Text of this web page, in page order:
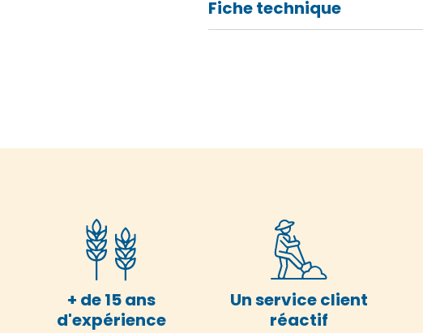
Fiche technique
+ de 15 ans
d'expérience
Un service client
réactif